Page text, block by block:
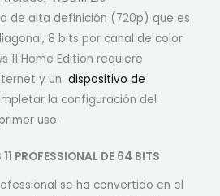
de alta definición (720p) que es
8 bits por canal de color
11 Home Edition requiere
y un dispositivo de
la configuración del
uso.
PROFESSIONAL DE 64 BITS
se ha convertido en el